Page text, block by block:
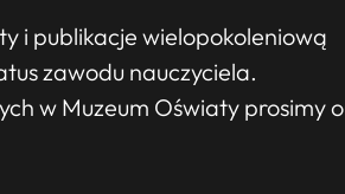
i publikacje wielopokoleniową
zawodu nauczyciela.
w Muzeum Oświaty prosimy o